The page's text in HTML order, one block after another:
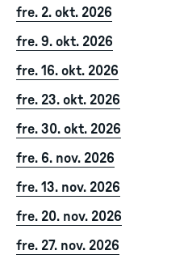
fre. 2. okt. 2026
fre. 9. okt. 2026
fre. 16. okt. 2026
fre. 23. okt. 2026
fre. 30. okt. 2026
fre. 6. nov. 2026
fre. 13. nov. 2026
fre. 20. nov. 2026
fre. 27. nov. 2026